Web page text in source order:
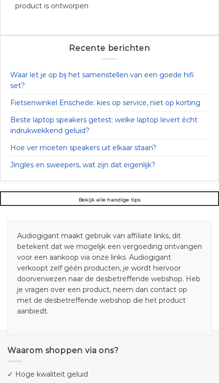
product is ontworpen
Recente berichten
Waar let je op bij het samenstellen van een goede hifi
set?
Fietsenwinkel Enschede: kies op service, niet op korting
Beste laptop speakers getest: welke laptop levert écht
indrukwekkend geluid?
Hoe ver moeten speakers uit elkaar staan?
Jingles en sweepers, wat zijn dat eigenlijk?
Bekijk alle handige tips
Audiogigant maakt gebruik van affiliate links, dit
betekent dat we mogelijk een vergoeding ontvangen
voor een aankoop via onze links. Audiogigant
verkoopt zelf géén producten, je wordt hiervoor
doorverwezen naar de desbetreffende webshop. Heb
je vragen over een product, neem dan contact op
met de desbetreffende webshop die het product
aanbiedt.
Waarom shoppen via ons?
✓ Hoge kwaliteit geluid